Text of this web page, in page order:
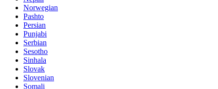
Norwegian
Pashto
Persian
Punjabi
Serbian
Sesotho
Sinhala
Slovak
Slovenian
Somali